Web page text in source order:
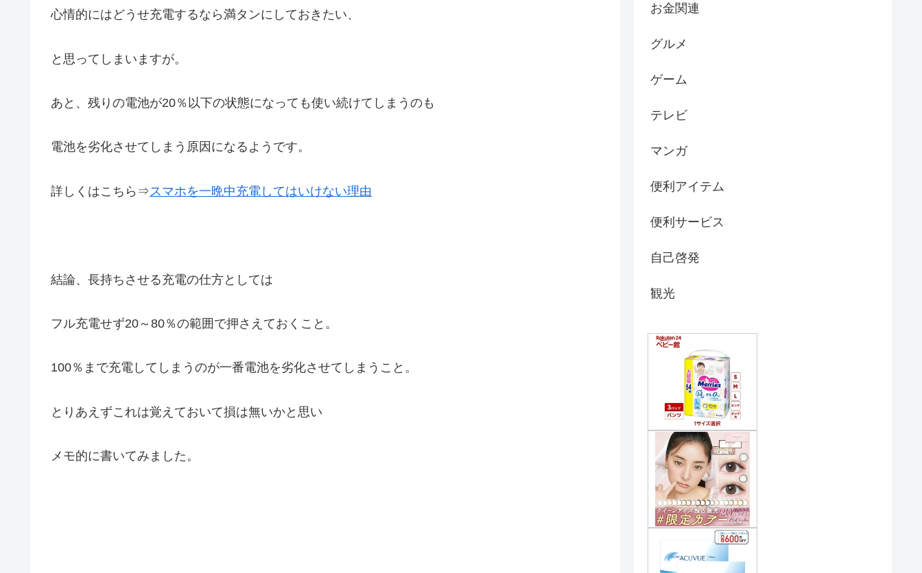
心情的にはどうせ充電するなら満タンにしておきたい、
と思ってしまいますが。
あと、残りの電池が20％以下の状態になっても使い続けてしまうのも
電池を劣化させてしまう原因になるようです。
詳しくはこちら⇒ スマホを一晩中充電してはいけない理由
結論、長持ちさせる充電の仕方としては
フル充電せず20～80％の範囲で押さえておくこと。
100％まで充電してしまうのが一番電池を劣化させてしまうこと。
とりあえずこれは覚えておいて損は無いかと思い
メモ的に書いてみました。
お金関連
グルメ
ゲーム
テレビ
マンガ
便利アイテム
便利サービス
自己啓発
観光